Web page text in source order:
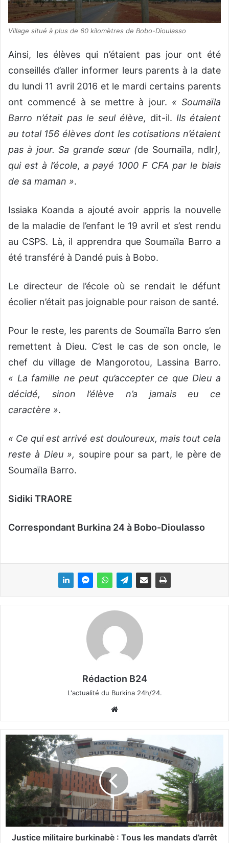
Village situé à plus de 60 kilomètres de Bobo-Dioulasso
Ainsi, les élèves qui n’étaient pas jour ont été
conseillés d’aller informer leurs parents à la date
du lundi 11 avril 2016 et le mardi certains parents
ont commencé à se mettre à jour. « Soumaïla
Barro n’était pas le seul élève, dit-il. Ils étaient
au total 156 élèves dont les cotisations n’étaient
pas à jour. Sa grande sœur (de Soumaïla, ndlr),
qui est à l’école, a payé 1000 F CFA par le biais
de sa maman ».
Issiaka Koanda a ajouté avoir appris la nouvelle
de la maladie de l’enfant le 19 avril et s’est rendu
au CSPS. Là, il apprendra que Soumaïla Barro a
été transféré à Dandé puis à Bobo.
Le directeur de l’école où se rendait le défunt
écolier n’était pas joignable pour raison de santé.
Pour le reste, les parents de Soumaïla Barro s’en
remettent à Dieu. C’est le cas de son oncle, le
chef du village de Mangorotou, Lassina Barro.
« La famille ne peut qu’accepter ce que Dieu a
décidé, sinon l’élève n’a jamais eu ce
caractère ».
« Ce qui est arrivé est douloureux, mais tout cela
reste à Dieu », soupire pour sa part, le père de
Soumaïla Barro.
Sidiki TRAORE
Correspondant Burkina 24 à Bobo-Dioulasso
Rédaction B24
L'actualité du Burkina 24h/24.
bsi
J
c
e
i
Justice militaire burkinabè : Tous les mandats d’arrêt